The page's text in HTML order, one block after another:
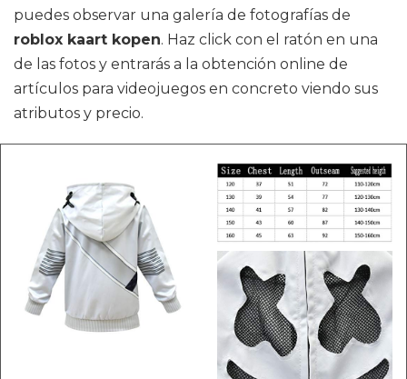
puedes observar una galería de fotografías de
roblox kaart kopen. Haz click con el ratón en una
de las fotos y entrarás a la obtención online de
artículos para videojuegos en concreto viendo sus
atributos y precio.